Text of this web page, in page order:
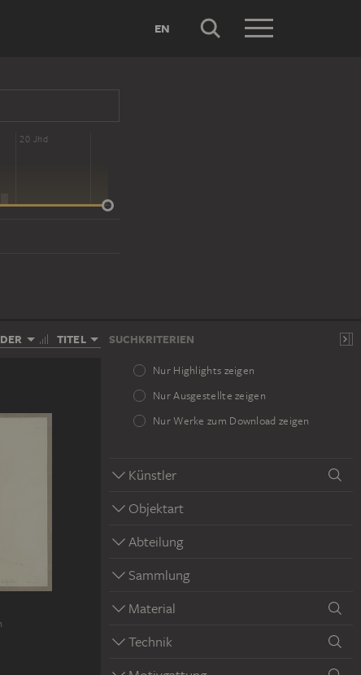
EN
20 Jhd
TITEL SUCHKRITERIEN
Nur Highlights zeigen
Nur Ausgestellte zeigen
Nur Werke zum Download zeigen
Künstler
Objektart
Abteilung
Sammlung
Material
Technik